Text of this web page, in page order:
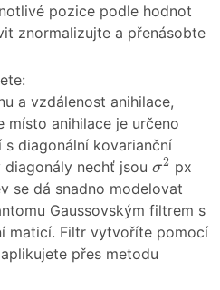
pozice podle hodnot
znormalizujte a přenásobte
a vzdálenost anihilace,
místo anihilace je určeno
s diagonální kovarianční
nechť jsou σ2
σ2 px
se dá snadno modelovat
Gaussovským filtrem s
maticí. Filtr vytvoříte pomocí
přes metodu